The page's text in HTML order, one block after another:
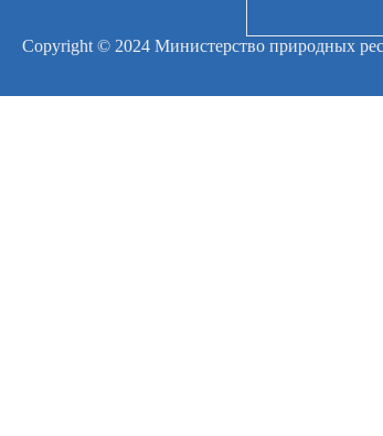
Copyright © 2024 Министерство природных